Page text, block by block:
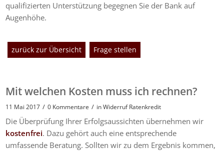
qualifizierten Unterstützung begegnen Sie der Bank auf
Augenhöhe.
zurück zur Übersicht Frage stellen
Mit welchen Kosten muss ich rechnen?
11 Mai 2017 / 0 Kommentare / inWiderruf Ratenkredit
Die Überprüfung Ihrer Erfolgsaussichten übernehmen wir
kostenfrei. Dazu gehört auch eine entsprechende
umfassende Beratung. Sollten wir zu dem Ergebnis kommen,